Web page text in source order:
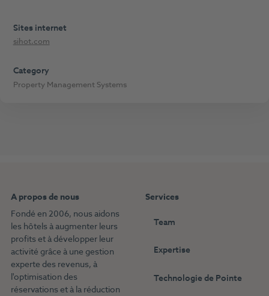
Sites internet
sihot.com
Category
Property Management Systems
A propos de nous
Fondé en 2006, nous aidons
les hôtels à augmenter leurs
profits et à développer leur
activité grâce à une gestion
experte des revenus, à
l'optimisation des
réservations et à la réduction
Services
Team
Expertise
Technologie de Pointe